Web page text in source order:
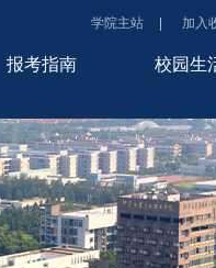
学院主站 加入
报考指南 校园生